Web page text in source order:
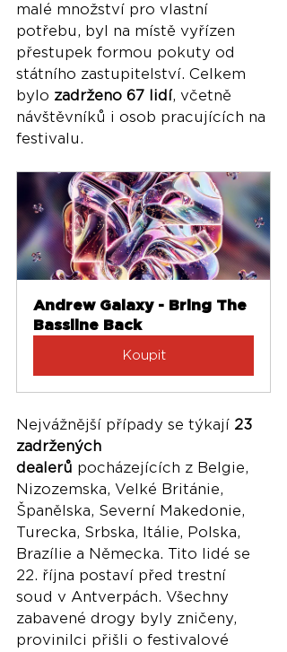
malé množství pro vlastní
potřebu, byl na místě vyřízen
přestupek formou pokuty od
státního zastupitelství. Celkem
bylo zadrženo 67 lidí, včetně
návštěvníků i osob pracujících na
festivalu.
Andrew Galaxy - Bring The
Bassline Back
Koupit
Nejvážnější případy se týkají 23
zadržených
dealerů pocházejících z Belgie,
Nizozemska, Velké Británie,
Španělska, Severní Makedonie,
Turecka, Srbska, Itálie, Polska,
Brazílie a Německa. Tito lidé se
22. října postaví před trestní
soud v Antverpách. Všechny
zabavené drogy byly zničeny,
provinilci přišli o festivalové